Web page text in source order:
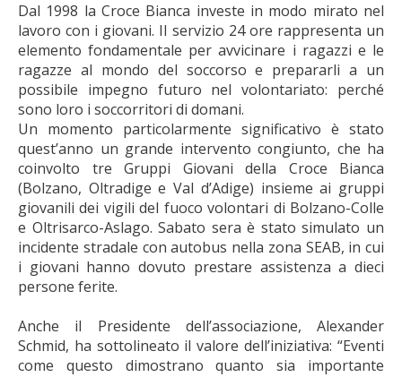
Dal 1998 la Croce Bianca investe in modo mirato nel
lavoro con i giovani. Il servizio 24 ore rappresenta un
elemento fondamentale per avvicinare i ragazzi e le
ragazze al mondo del soccorso e prepararli a un
possibile impegno futuro nel volontariato: perché
sono loro i soccorritori di domani.
Un momento particolarmente significativo è stato
quest’anno un grande intervento congiunto, che ha
coinvolto tre Gruppi Giovani della Croce Bianca
(Bolzano, Oltradige e Val d’Adige) insieme ai gruppi
giovanili dei vigili del fuoco volontari di Bolzano-Colle
e Oltrisarco-Aslago. Sabato sera è stato simulato un
incidente stradale con autobus nella zona SEAB, in cui
i giovani hanno dovuto prestare assistenza a dieci
persone ferite.
Anche il Presidente dell’associazione, Alexander
Schmid, ha sottolineato il valore dell’iniziativa: “Eventi
come questo dimostrano quanto sia importante